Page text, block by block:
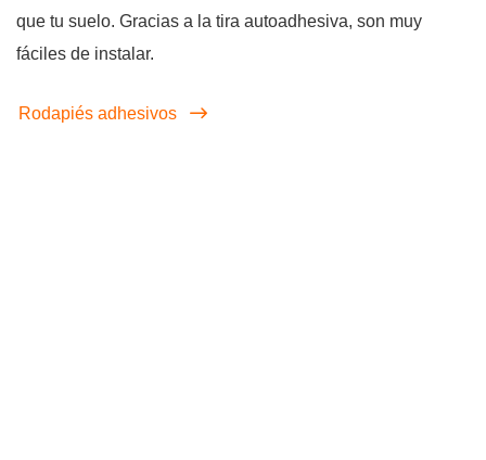
que tu suelo. Gracias a la tira autoadhesiva, son muy
fáciles de instalar.
Rodapiés adhesivos